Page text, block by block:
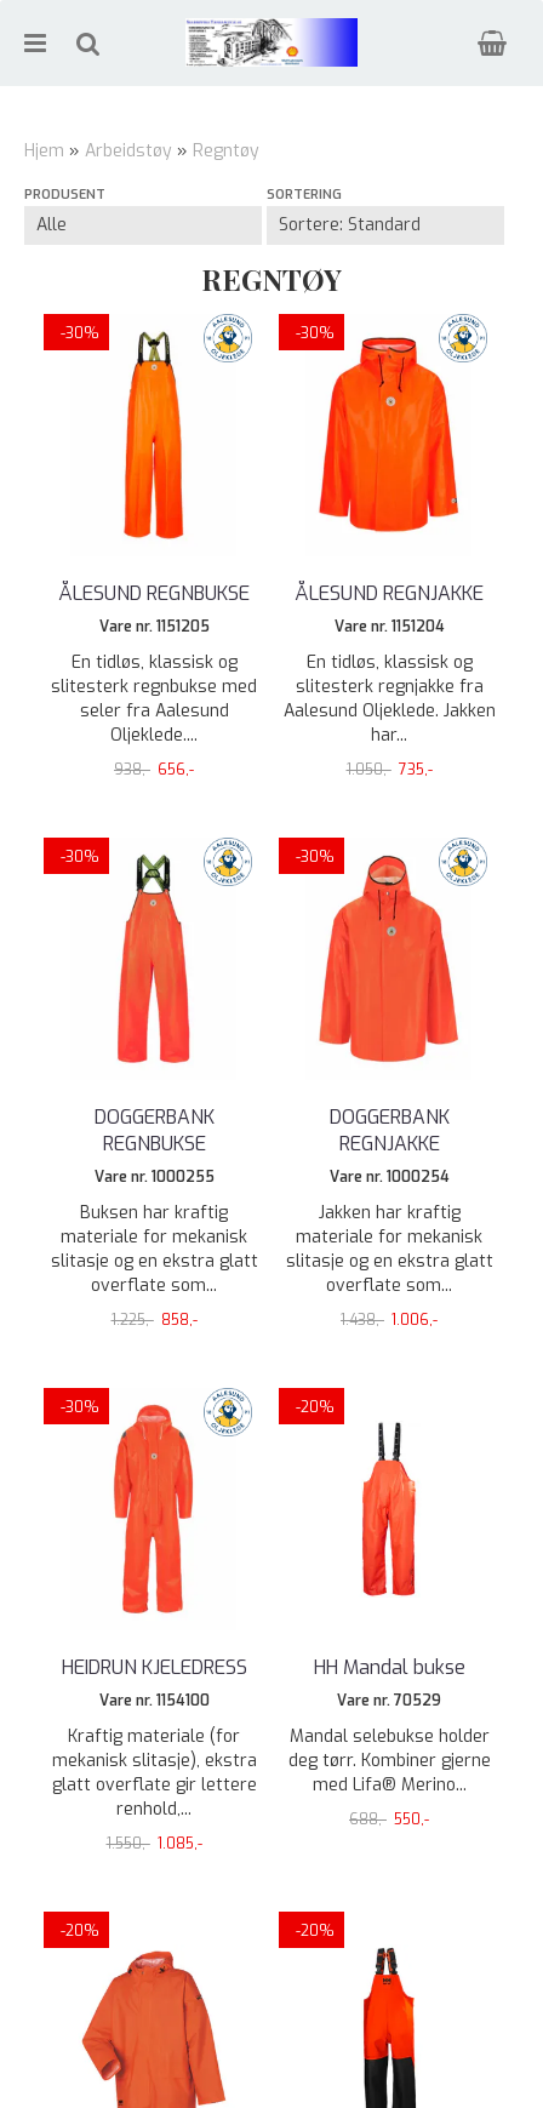
Hjem » Arbeidstøy » Regntøy
PRODUSENT SORTERING
REGNTØY
-30%
ÅLESUND REGNBUKSE
Vare nr. 1151205
En tidløs, klassisk og
slitesterk regnbukse med
seler fra Aalesund
Oljeklede....
938,- 656,-
-30%
ÅLESUND REGNJAKKE
Vare nr. 1151204
En tidløs, klassisk og
slitesterk regnjakke fra
Aalesund Oljeklede. Jakken
har...
1.050,- 735,-
-30%
DOGGERBANK
REGNBUKSE
Vare nr. 1000255
Buksen har kraftig
materiale for mekanisk
slitasje og en ekstra glatt
overflate som...
1.225,- 858,-
-30%
DOGGERBANK
REGNJAKKE
Vare nr. 1000254
Jakken har kraftig
materiale for mekanisk
slitasje og en ekstra glatt
overflate som...
1.438,- 1.006,-
-30%
HEIDRUN KJELEDRESS
Vare nr. 1154100
Kraftig materiale (for
mekanisk slitasje), ekstra
glatt overflate gir lettere
renhold,...
1.550,- 1.085,-
-20%
HH Mandal bukse
Vare nr. 70529
Mandal selebukse holder
deg tørr. Kombiner gjerne
med Lifa® Merino...
688,- 550,-
-20% -20%